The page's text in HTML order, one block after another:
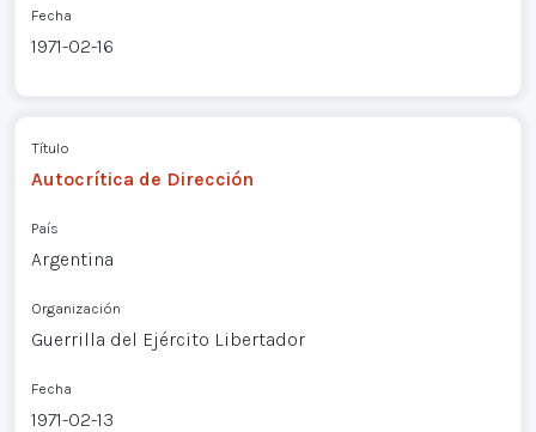
Fecha
1971-02-16
Título
Autocrítica de Dirección
País
Argentina
Organización
Guerrilla del Ejército Libertador
Fecha
1971-02-13